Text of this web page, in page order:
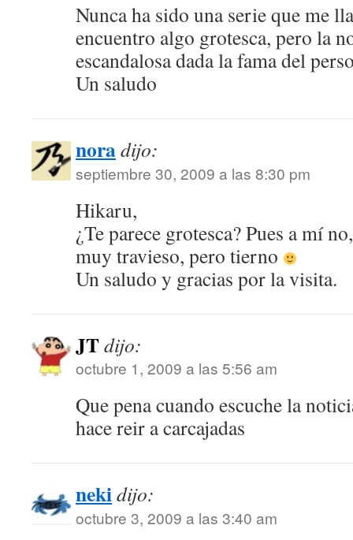
Nunca ha sido una serie que me
encuentro algo grotesca, pero la
escandalosa dada la fama del
Un saludo
noradijo:
septiembre 30, 2009 a las 8:30 pm
Hikaru,
¿Te parece grotesca? Pues a mí
muy travieso, pero tierno
Un saludo y gracias por la visita.
JTdijo:
octubre 1, 2009 a las 5:56 am
Que pena cuando escuche la
hace reir a carcajadas
nekidijo:
octubre 3, 2009 a las 3:40 am